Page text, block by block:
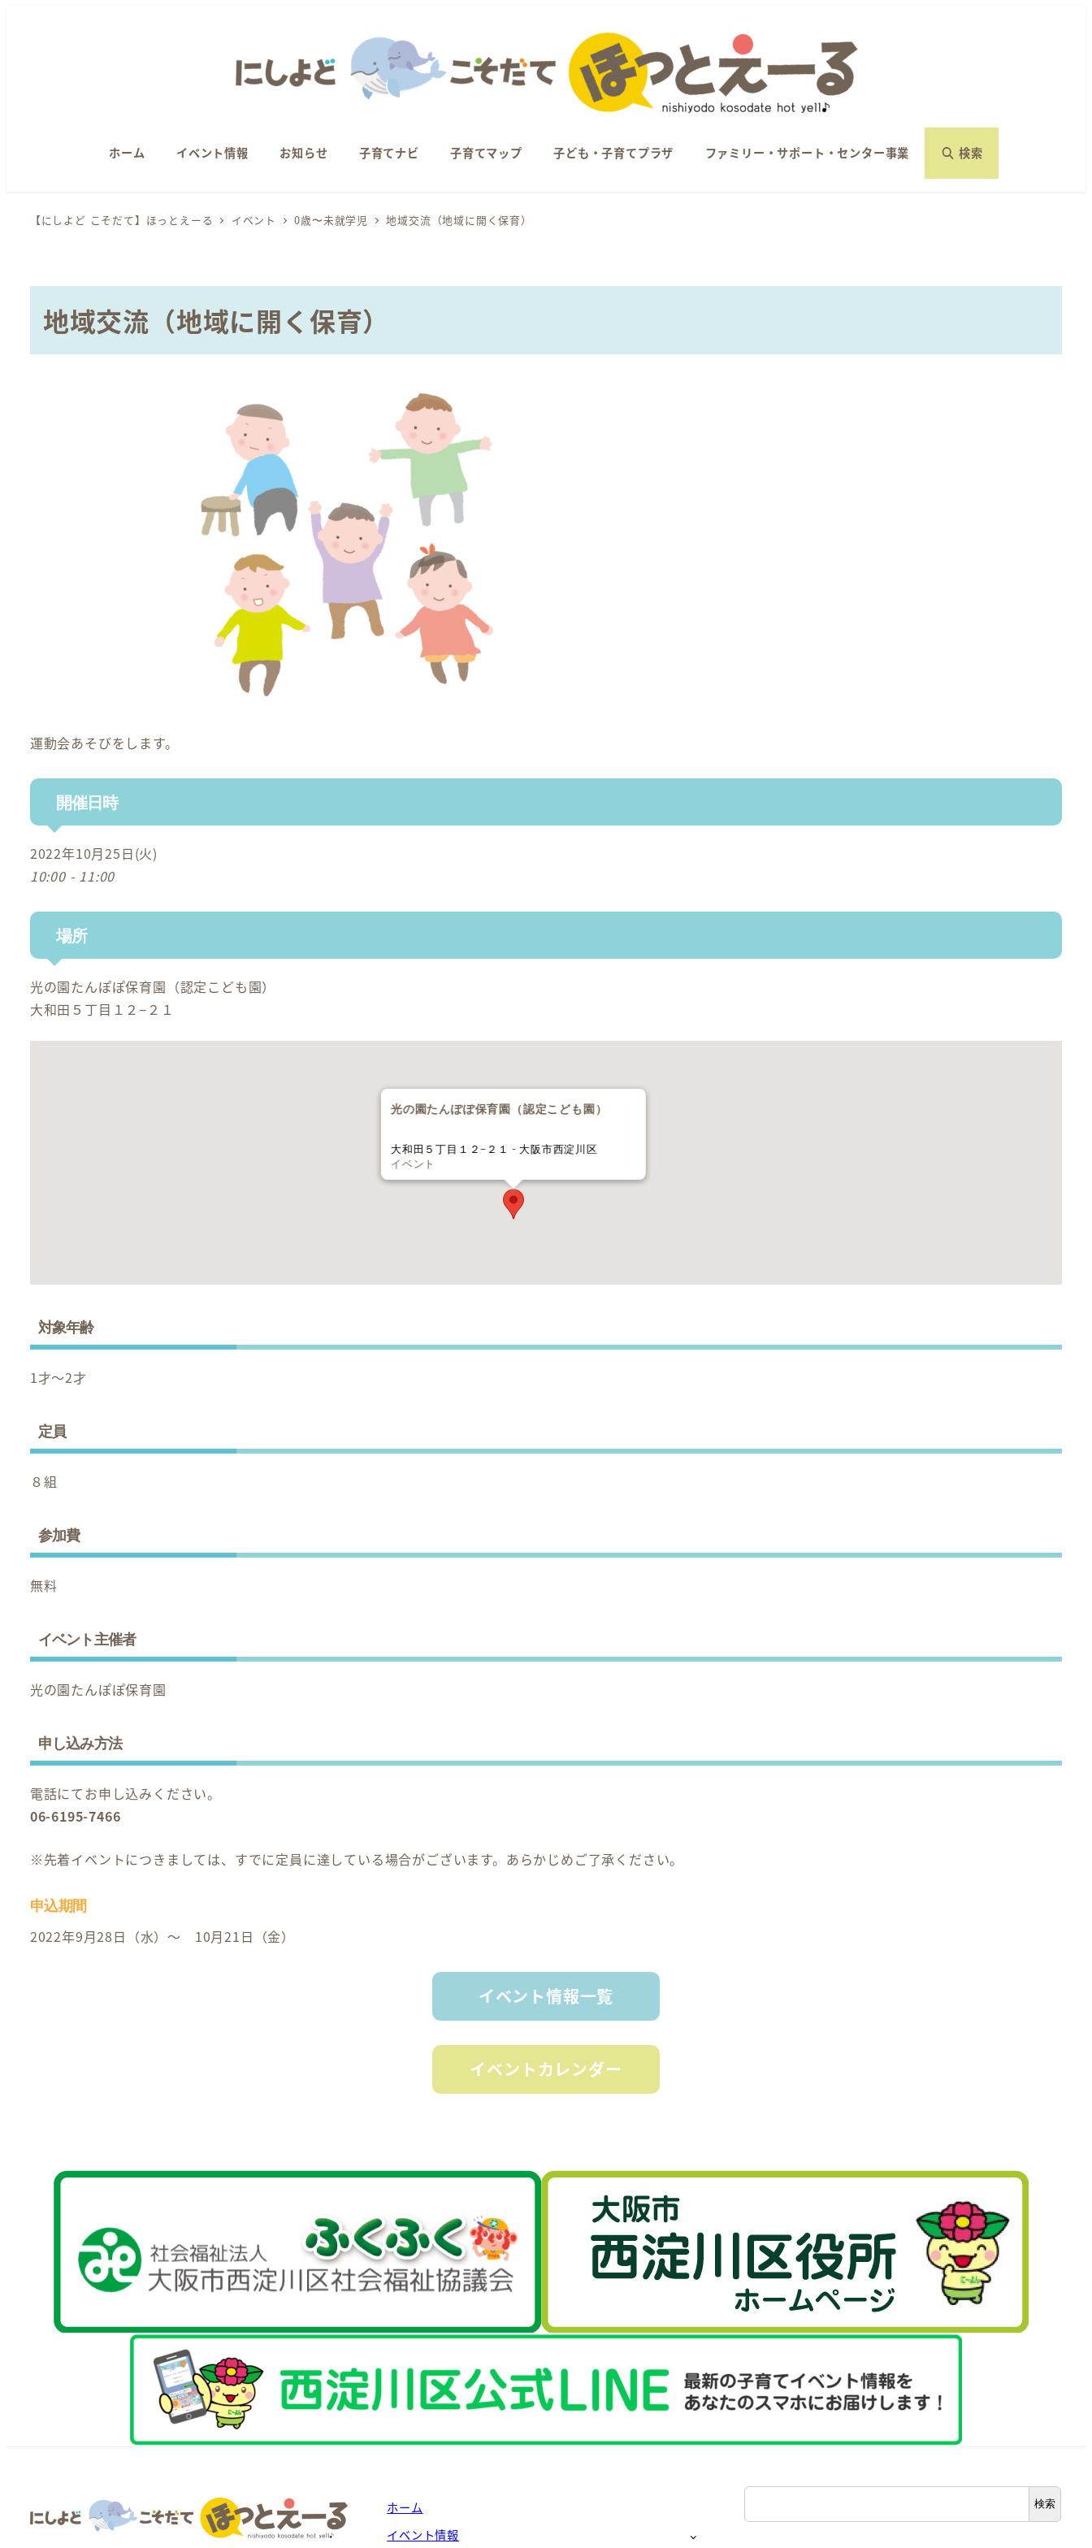
ホーム イベント情報 お知らせ 子育てナビ 子育てマップ 子ども・子育てプラザ ファミリー・サポート・センター事業 検索
【にしよど こそだて】ほっとえーる イベント 0歳〜未就学児 地域交流（地域に開く保育）
地域交流（地域に開く保育）
運動会あそびをします。
開催日時
2022年10月25日(火)
10:00 - 11:00
場所
光の園たんぽぽ保育園（認定こども園）
大和田５丁目１２−２１
光の園たんぽぽ保育園（認定こども園）
大和田５丁目１２−２１ - 大阪市西淀川区
イベント
対象年齢
1才～2才
定員
８組
参加費
無料
イベント主催者
光の園たんぽぽ保育園
申し込み方法
電話にてお申し込みください。
06-6195-7466
※先着イベントにつきましては、すでに定員に達している場合がございます。あらかじめご了承ください。
申込期間
2022年9月28日（水）～ 10月21日（金）
イベント情報一覧
イベントカレンダー
ホーム
イベント情報
検
索
検索